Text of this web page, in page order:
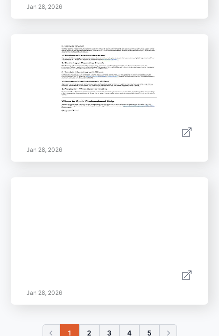
Jan 28, 2026
Jan 28, 2026
Jan 28, 2026
1 2 3 4 5